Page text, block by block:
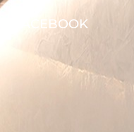
FACEBOOK